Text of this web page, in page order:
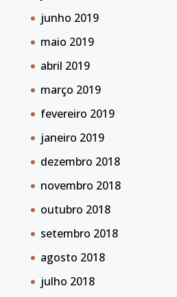
junho 2019
maio 2019
abril 2019
março 2019
fevereiro 2019
janeiro 2019
dezembro 2018
novembro 2018
outubro 2018
setembro 2018
agosto 2018
julho 2018